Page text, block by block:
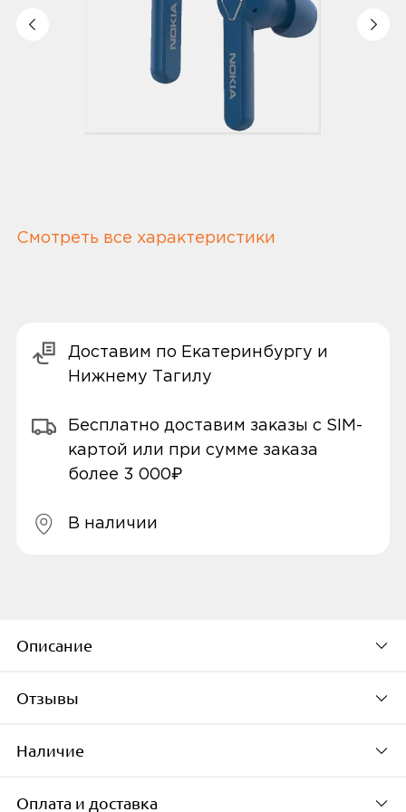
Смотреть все характеристики
Доставим по Екатеринбургу и
Нижнему Тагилу
Бесплатно доставим заказы с SIM-
картой или при сумме заказа
более 3 000₽
В наличии
Описание
Наушники
удобство и качественный звук. Его
помощи больших динамиков закрытого
Отзывы
Наличие
Оплата и доставка